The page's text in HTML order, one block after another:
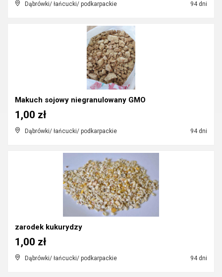
Dąbrówki/ łańcucki/ podkarpackie 94 dni
Makuch sojowy niegranulowany GMO
Dąbrówki/ łańcucki/ podkarpackie 94 dni
1,00 zł
zarodek kukurydzy
Dąbrówki/ łańcucki/ podkarpackie 94 dni
1,00 zł